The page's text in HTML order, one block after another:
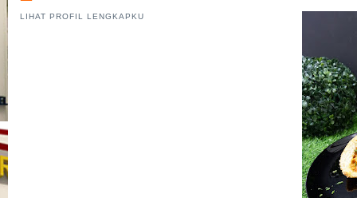
LIHAT PROFIL LENGKAPKU